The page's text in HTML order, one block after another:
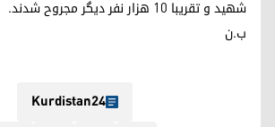
شهید و تقریبا ١٠ هزار نفر دیگر مجروح شدند.
ب.ن
Kurdistan24